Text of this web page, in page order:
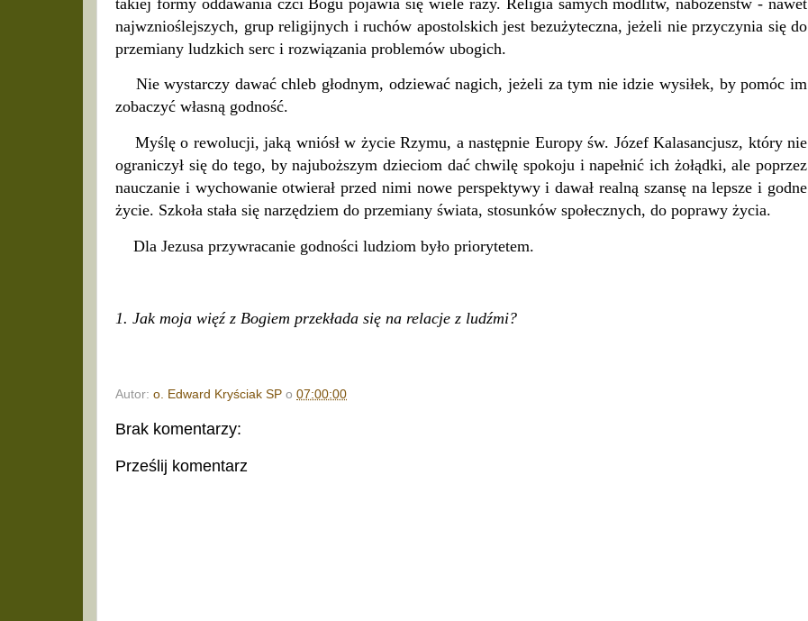
najwznioślejszych, grup religijnych i ruchów apostolskich jest bezużyteczna, jeżeli nie przyczynia się do
przemiany ludzkich serc i rozwiązania problemów ubogich.
Nie wystarczy dawać chleb głodnym, odziewać nagich, jeżeli za tym nie idzie wysiłek, by pomóc im
zobaczyć własną godność.
Myślę o rewolucji, jaką wniósł w życie Rzymu, a następnie Europy św. Józef Kalasancjusz, który nie
ograniczył się do tego, by najuboższym dzieciom dać chwilę spokoju i napełnić ich żołądki, ale poprzez
nauczanie i wychowanie otwierał przed nimi nowe perspektywy i dawał realną szansę na lepsze i godne
życie. Szkoła stała się narzędziem do przemiany świata, stosunków społecznych, do poprawy życia.
Dla Jezusa przywracanie godności ludziom było priorytetem.
1. Jak moja więź z Bogiem przekłada się na relacje z ludźmi?
Autor: o. Edward Kryściak SP o 07:00:00
Brak komentarzy:
Prześlij komentarz